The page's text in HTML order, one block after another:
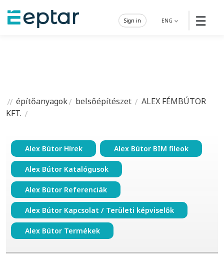
☰
ENG
Sign in
építőanyagok belsőépítészet
ALEX FÉMBÚTOR
KFT.
Alex Bútor Hírek Alex Bútor BIM fileok
Alex Bútor Katalógusok
Alex Bútor Referenciák
Alex Bútor Kapcsolat / Területi képviselők
Alex Bútor Termékek